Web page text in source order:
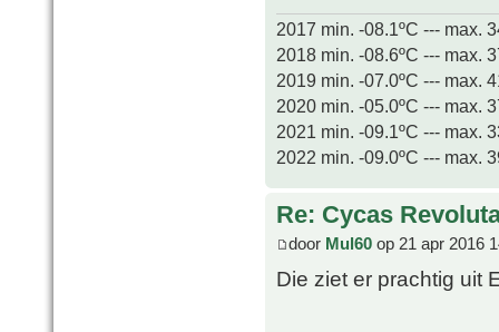
2017 min. -08.1ºC --- max.
2018 min. -08.6ºC --- max.
2019 min. -07.0ºC --- max.
2020 min. -05.0ºC --- max.
2021 min. -09.1ºC --- max.
2022 min. -09.0ºC --- max.
Re: Cycas
door Mul60 op 21 apr 2016
Die ziet er prachtig uit